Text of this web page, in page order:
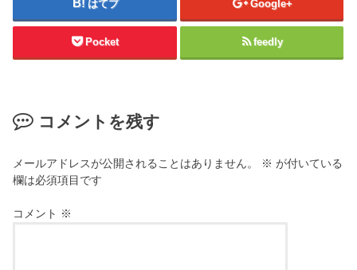
はてブ Google+
Pocket feedly
コメントを残す
メールアドレスが公開されることはありません。 ※ が付いている
欄は必須項目です
コメント ※